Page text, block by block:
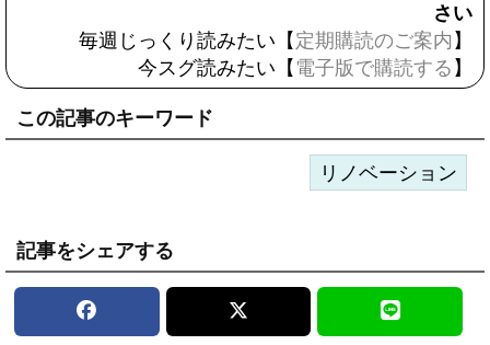
さい
毎週じっくり読みたい【 定期購読のご案内 】
今スグ読みたい【 電子版で購読する 】
この記事のキーワード
リノベーション
記事をシェアする